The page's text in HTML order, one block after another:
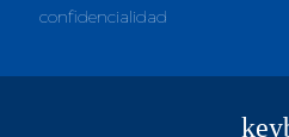
confidencialidad